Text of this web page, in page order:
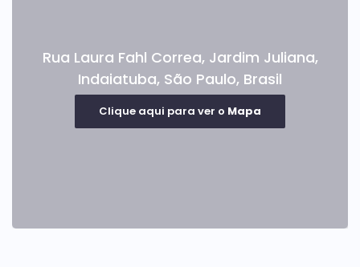
Rua Laura Fahl Correa, Jardim Juliana,
Indaiatuba, São Paulo, Brasil
Clique aqui para ver o Mapa